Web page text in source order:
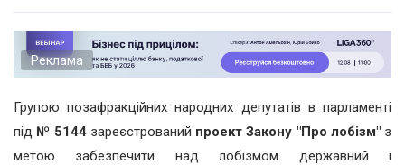
Реклама
Групою позафракційних народних депутатів в парламенті
під № 5144зареєстрований проект Закону "Про лобізм"з
метою забезпечити над лобізмом державний і